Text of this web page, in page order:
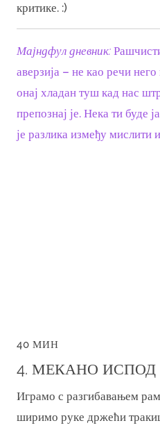
критике. :)
Мајндфул дневник:
аверзија – не као речи
онај хладан туш кад нас
препознај је. Нека ти буде
је разлика између мислити
40 МИН
4. МЕКАНО ИСПОД
Играмо с разгибавањем
ширимо руке држећи